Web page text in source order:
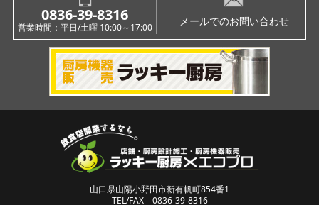
0836-39-8316
営業時間：平日/土曜 10:00～17:00 メールでのお問い合わせ
山口県山陽小野田市新有帆町854番1
TEL/FAX 0836-39-8316